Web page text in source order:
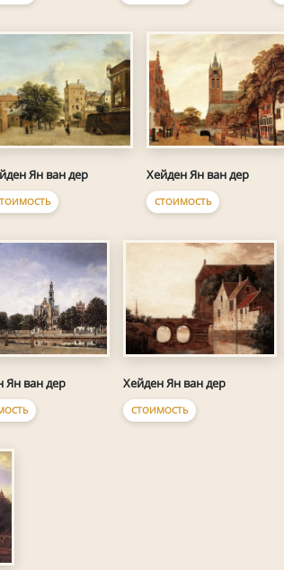
Ян ван дер Хейден Ян ван дер
СТОИМОСТЬ
Ян ван дер Хейден Ян ван дер
СТОИМОСТЬ